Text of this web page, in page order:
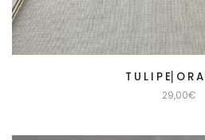
T U L I P E⎜O R
29,00€